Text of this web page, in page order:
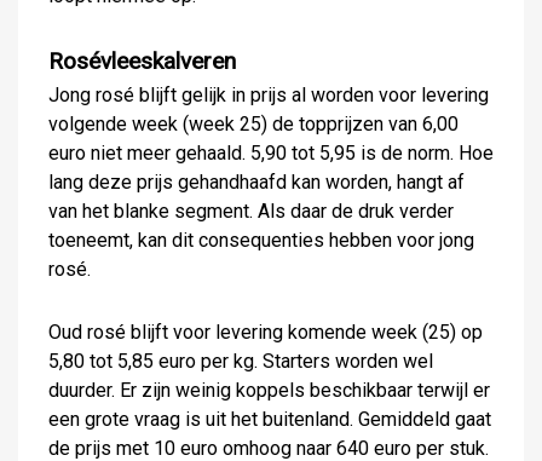
Rosévleeskalveren
Jong rosé blijft gelijk in prijs al worden voor levering
volgende week (week 25) de topprijzen van 6,00
euro niet meer gehaald. 5,90 tot 5,95 is de norm. Hoe
lang deze prijs gehandhaafd kan worden, hangt af
van het blanke segment. Als daar de druk verder
toeneemt, kan dit consequenties hebben voor jong
rosé.
Oud rosé blijft voor levering komende week (25) op
5,80 tot 5,85 euro per kg. Starters worden wel
duurder. Er zijn weinig koppels beschikbaar terwijl er
een grote vraag is uit het buitenland. Gemiddeld gaat
de prijs met 10 euro omhoog naar 640 euro per stuk.